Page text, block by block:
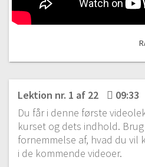
Lektion nr. 1 af 22 09:33
Du får i denne første
kurset og dets indhold.
fornemmelse af, hvad du
i de kommende videoer.